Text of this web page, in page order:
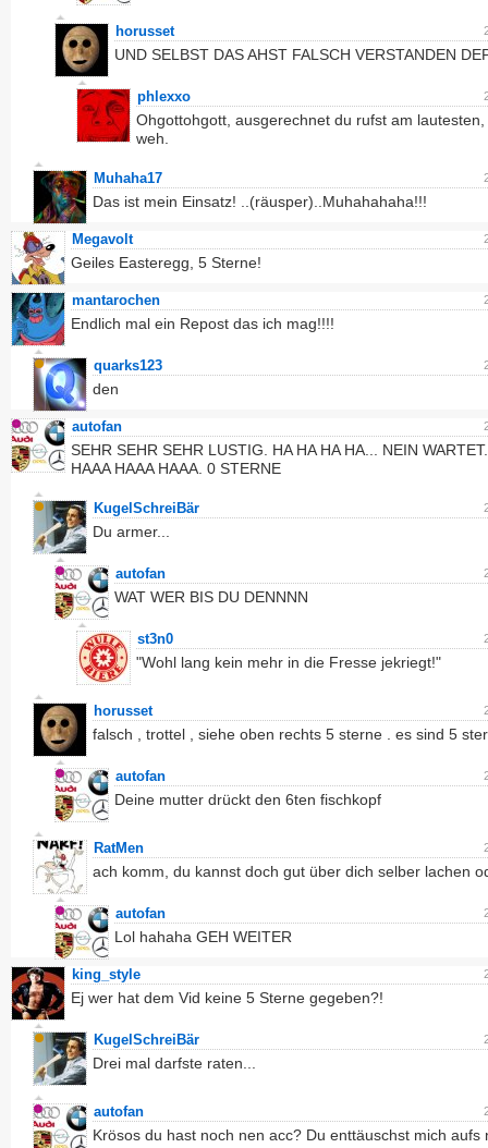
horusset
UND SELBST DAS AHST FALSCH VERSTANDEN
phlexxo
Ohgottohgott, ausgerechnet du rufst am
weh.
Muhaha17
Das ist mein Einsatz! ..(räusper)..Muhahahaha!!!
Megavolt
Geiles Easteregg, 5 Sterne!
mantarochen
Endlich mal ein Repost das ich mag!!!!
quarks123
den
autofan
SEHR SEHR SEHR LUSTIG. HA HA HA HA... NEIN
HAAA HAAA HAAA. 0 STERNE
KugelSchreiBär
Du armer...
autofan
WAT WER BIS DU DENNNN
st3n0
"Wohl lang kein mehr in die Fresse jekriegt!"
horusset
falsch , trottel , siehe oben rechts 5 sterne . es sind 5
autofan
Deine mutter drückt den 6ten fischkopf
RatMen
ach komm, du kannst doch gut über dich selber lachen
autofan
Lol hahaha GEH WEITER
king_style
Ej wer hat dem Vid keine 5 Sterne gegeben?!
KugelSchreiBär
Drei mal darfste raten...
autofan
Krösos du hast noch nen acc? Du enttäuschst mich aufs